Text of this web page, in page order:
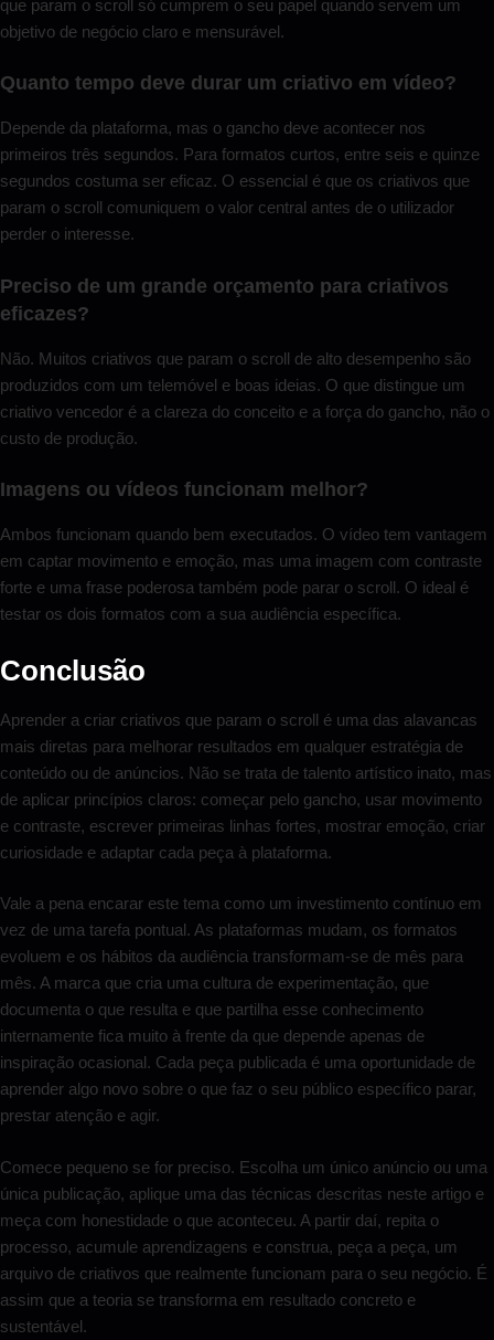
que param o scroll só cumprem o seu papel quando servem um
objetivo de negócio claro e mensurável.
Quanto tempo deve durar um criativo em vídeo?
Depende da plataforma, mas o gancho deve acontecer nos
primeiros três segundos. Para formatos curtos, entre seis e quinze
segundos costuma ser eficaz. O essencial é que os criativos que
param o scroll comuniquem o valor central antes de o utilizador
perder o interesse.
Preciso de um grande orçamento para criativos
eficazes?
Não. Muitos criativos que param o scroll de alto desempenho são
produzidos com um telemóvel e boas ideias. O que distingue um
criativo vencedor é a clareza do conceito e a força do gancho, não o
custo de produção.
Imagens ou vídeos funcionam melhor?
Ambos funcionam quando bem executados. O vídeo tem vantagem
em captar movimento e emoção, mas uma imagem com contraste
forte e uma frase poderosa também pode parar o scroll. O ideal é
testar os dois formatos com a sua audiência específica.
Conclusão
Aprender a criar criativos que param o scroll é uma das alavancas
mais diretas para melhorar resultados em qualquer estratégia de
conteúdo ou de anúncios. Não se trata de talento artístico inato, mas
de aplicar princípios claros: começar pelo gancho, usar movimento
e contraste, escrever primeiras linhas fortes, mostrar emoção, criar
curiosidade e adaptar cada peça à plataforma.
Vale a pena encarar este tema como um investimento contínuo em
vez de uma tarefa pontual. As plataformas mudam, os formatos
evoluem e os hábitos da audiência transformam-se de mês para
mês. A marca que cria uma cultura de experimentação, que
documenta o que resulta e que partilha esse conhecimento
internamente fica muito à frente da que depende apenas de
inspiração ocasional. Cada peça publicada é uma oportunidade de
aprender algo novo sobre o que faz o seu público específico parar,
prestar atenção e agir.
Comece pequeno se for preciso. Escolha um único anúncio ou uma
única publicação, aplique uma das técnicas descritas neste artigo e
meça com honestidade o que aconteceu. A partir daí, repita o
processo, acumule aprendizagens e construa, peça a peça, um
arquivo de criativos que realmente funcionam para o seu negócio. É
assim que a teoria se transforma em resultado concreto e
sustentável.